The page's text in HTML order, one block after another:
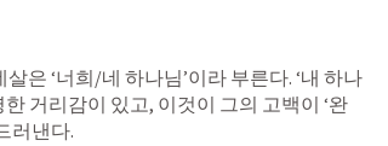
은 ‘너희/네 하나님’이라 부른다. ‘내 하나
거리감이 있고, 이것이 그의 고백이 ‘완
러낸다.